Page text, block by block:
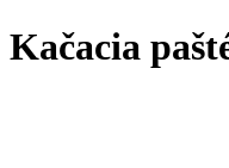
Kačacia